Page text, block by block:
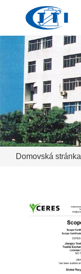
Domovská stránka